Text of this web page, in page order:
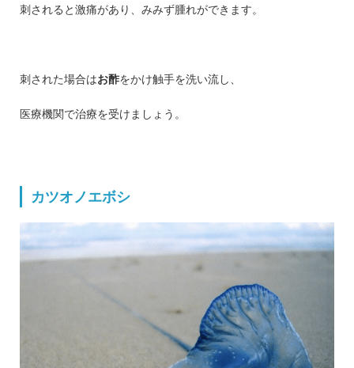
刺されると激痛があり、みみず腫れができます。
刺された場合はお酢をかけ触手を洗い流し、
医療機関で治療を受けましょう。
カツオノエボシ